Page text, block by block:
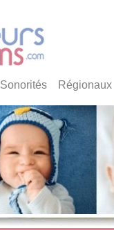
Sonorités Régionaux